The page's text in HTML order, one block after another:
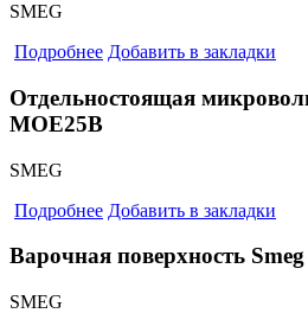
SMEG
Подробнее Добавить в закладки
Отдельностоящая
MOE25B
SMEG
Подробнее Добавить в закладки
Варочная поверхность
SMEG